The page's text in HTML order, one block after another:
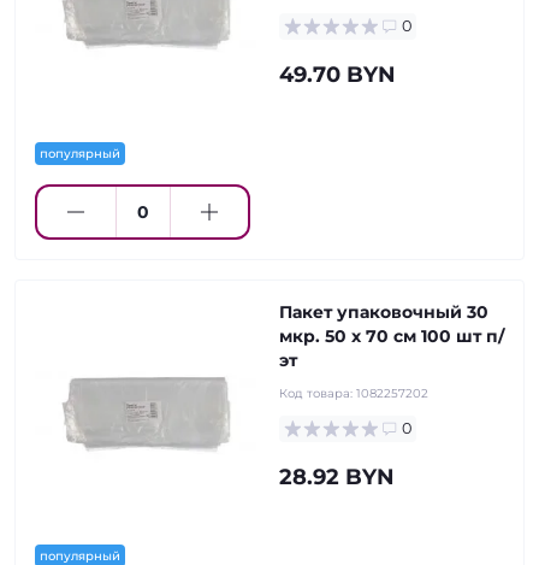
популярный
0
49.70 BYN
популярный
Пакет упаковочный 30
мкр. 50 х 70 см 100 шт п/
эт
Код товара: 1082257202
0
28.92 BYN